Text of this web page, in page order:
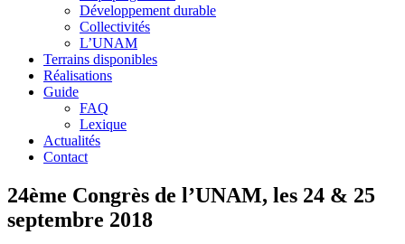
Développement durable
Collectivités
L’UNAM
Terrains disponibles
Réalisations
Guide
FAQ
Lexique
Actualités
Contact
24ème Congrès de l’UNAM, les 24 & 25
septembre 2018